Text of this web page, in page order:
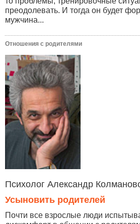
преодолевать. И тогда он будет
мужчина...
Отношения с родителями
Психолог Александр
Усыновить родителей
Почти все взрослые люди